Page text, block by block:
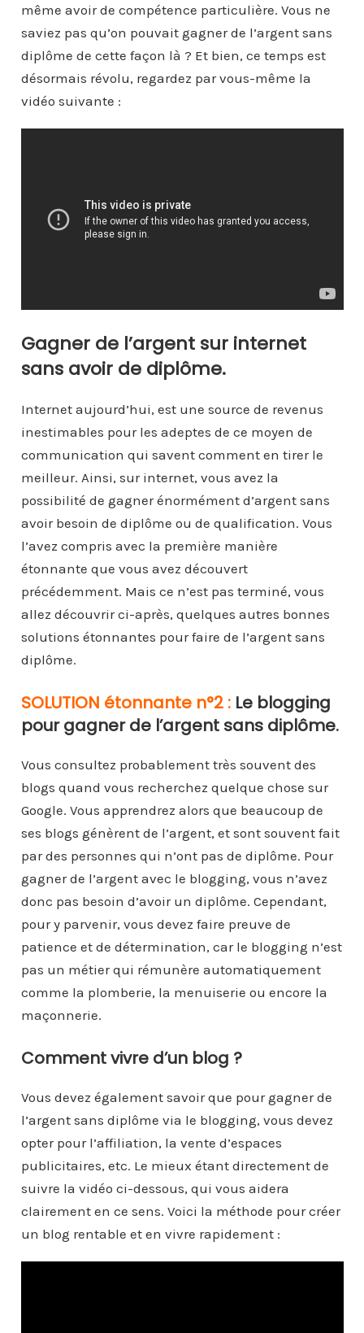
même avoir de compétence particulière. Vous ne
saviez pas qu’on pouvait gagner de l’argent sans
diplôme de cette façon là ? Et bien, ce temps est
désormais révolu, regardez par vous-même la
vidéo suivante :
Gagner de l’argent sur internet
sans avoir de diplôme.
Internet aujourd’hui, est une source de revenus
inestimables pour les adeptes de ce moyen de
communication qui savent comment en tirer le
meilleur. Ainsi, sur internet, vous avez la
possibilité de gagner énormément d’argent sans
avoir besoin de diplôme ou de qualification. Vous
l’avez compris avec la première manière
étonnante que vous avez découvert
précédemment. Mais ce n’est pas terminé, vous
allez découvrir ci-après, quelques autres bonnes
solutions étonnantes pour faire de l’argent sans
diplôme.
SOLUTION étonnante n°2 : Le blogging
pour gagner de l’argent sans diplôme.
Vous consultez probablement très souvent des
blogs quand vous recherchez quelque chose sur
Google. Vous apprendrez alors que beaucoup de
ses blogs génèrent de l’argent, et sont souvent fait
par des personnes qui n’ont pas de diplôme. Pour
gagner de l’argent avec le blogging, vous n’avez
donc pas besoin d’avoir un diplôme. Cependant,
pour y parvenir, vous devez faire preuve de
patience et de détermination, car le blogging n’est
pas un métier qui rémunère automatiquement
comme la plomberie, la menuiserie ou encore la
maçonnerie.
Comment vivre d’un blog ?
Vous devez également savoir que pour gagner de
l’argent sans diplôme via le blogging, vous devez
opter pour l’affiliation, la vente d’espaces
publicitaires, etc. Le mieux étant directement de
suivre la vidéo ci-dessous, qui vous aidera
clairement en ce sens. Voici la méthode pour créer
un blog rentable et en vivre rapidement :